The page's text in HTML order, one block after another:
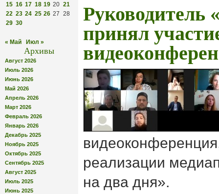
15 16 17 18 19 20 21
22 23 24 25 26 27 28
29 30
« Май Июл »
Архивы
Август 2026
Июль 2026
Июнь 2026
Май 2026
Апрель 2026
Март 2026
Февраль 2026
Январь 2026
Декабрь 2025
Ноябрь 2025
Октябрь 2025
Сентябрь 2025
Август 2025
Июль 2025
Июнь 2025
Руководитель
принял
реализации
на два дня».